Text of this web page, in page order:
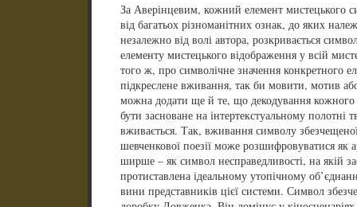
За Аверінцевим, кожний елемент мистецького
від багатьох різноманітних ознак, до яких
незалежно від волі автора, розкривається
елементу мистецького відображення у всій
того ж, про символічне значення конкретного
підкреслене вживання, так би мовити, мотив
можна додати ще й те, що декодування кожного
бути засноване на інтертекстуальному полотні
вживається. Так, вживання символу
шевченкової поезії може розшифровуватися як
ширше – як символ несправедливості, на якій
протиставлена ідеальному утопічному
вини представників цієї системи. Символ